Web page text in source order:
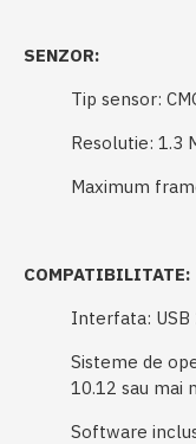
SENZOR:
Tip sensor:
Resolutie: 1.3
Maximum
COMPATIBILITATE:
Interfata: USB
Sisteme de
10.12 sau mai
Software